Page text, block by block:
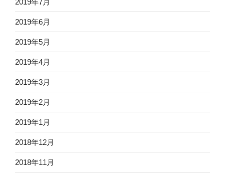
2019年6月
2019年5月
2019年4月
2019年3月
2019年2月
2019年1月
2018年12月
2018年11月